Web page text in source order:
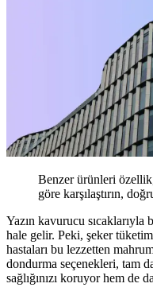
Benzer ürünleri
göre karşılaştırın,
Yazın kavurucu
hale gelir. Peki, şeker
hastaları bu lezzetten
dondurma seçenekleri, tam
sağlığınızı koruyor hem de